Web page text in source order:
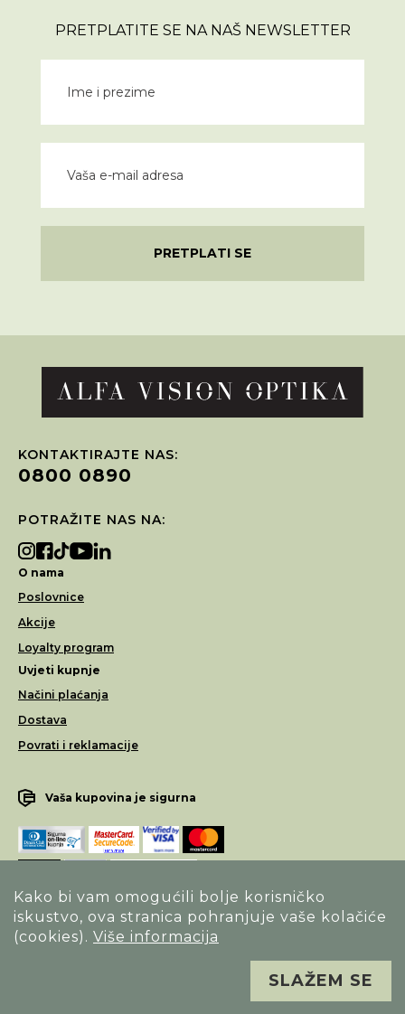
Kako bi vam omogućili bolje korisničko
iskustvo, ova stranica pohranjuje vaše kolačiće
(cookies). Više informacija
SLAŽEM SE
PRETPLATITE SE NA NAŠ NEWSLETTER
PRETPLATI SE
KONTAKTIRAJTE NAS:
0800 0890
POTRAŽITE NAS NA:
O nama
Poslovnice
Akcije
Loyalty program
Uvjeti kupnje
Načini plaćanja
Dostava
Povrati i reklamacije
Vaša kupovina je sigurna
Opći uvjeti poslovanja
Sva prava pridržana. Alfa Vision optika ©